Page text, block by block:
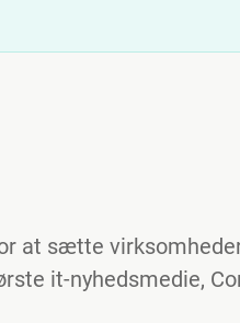
at sætte
it-nyhedsmedie,